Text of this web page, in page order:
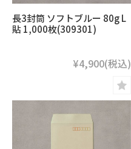
長3封筒 ソフトブルー 80g L
貼 1,000枚(309301)
¥4,900(税込)